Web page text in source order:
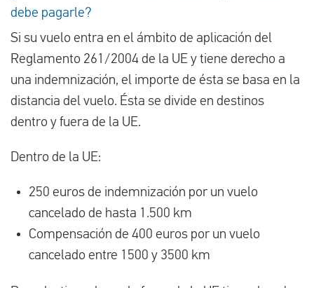
debe pagarle?
Si su vuelo entra en el ámbito de aplicación del
Reglamento 261/2004 de la UE y tiene derecho a
una indemnización, el importe de ésta se basa en la
distancia del vuelo. Ésta se divide en destinos
dentro y fuera de la UE.
Dentro de la UE:
250 euros de indemnización por un vuelo
cancelado de hasta 1.500 km
Compensación de 400 euros por un vuelo
cancelado entre 1500 y 3500 km